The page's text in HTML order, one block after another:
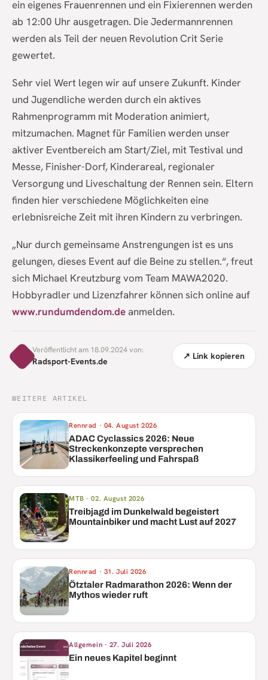
ein eigenes Frauenrennen und ein Fixierennen werden
ab 12:00 Uhr ausgetragen. Die Jedermannrennen
werden als Teil der neuen Revolution Crit Serie
gewertet.
Sehr viel Wert legen wir auf unsere Zukunft. Kinder
und Jugendliche werden durch ein aktives
Rahmenprogramm mit Moderation animiert,
mitzumachen. Magnet für Familien werden unser
aktiver Eventbereich am Start/Ziel, mit Testival und
Messe, Finisher-Dorf, Kinderareal, regionaler
Versorgung und Liveschaltung der Rennen sein. Eltern
finden hier verschiedene Möglichkeiten eine
erlebnisreiche Zeit mit ihren Kindern zu verbringen.
„Nur durch gemeinsame Anstrengungen ist es uns
gelungen, dieses Event auf die Beine zu stellen.“, freut
sich Michael Kreutzburg vom Team MAWA2020.
Hobbyradler und Lizenzfahrer können sich online auf
www.rundumdendom.deanmelden.
Veröffentlicht am 18.09.2024 von:
Radsport-Events.de ↗ Link kopieren
WEITERE ARTIKEL
Rennrad · 04. August 2026
ADAC Cyclassics 2026: Neue
Streckenkonzepte versprechen
Klassikerfeeling und Fahrspaß
MTB ·02. August 2026
Treibjagd im Dunkelwald begeistert
Mountainbiker und macht Lust auf 2027
Rennrad · 31. Juli 2026
Ötztaler Radmarathon 2026: Wenn der
Mythos wieder ruft
Allgemein · 27. Juli 2026
Ein neues Kapitel beginnt